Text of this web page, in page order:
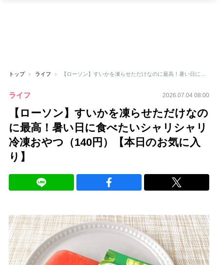
トップ ライフ
ライフ 2026.07.04 08:00
【ローソン】すいかを凍らせただけなの
に最高！暑い日に食べたいシャリシャリ
冷凍おやつ（140円）【本日のお気に入
り】